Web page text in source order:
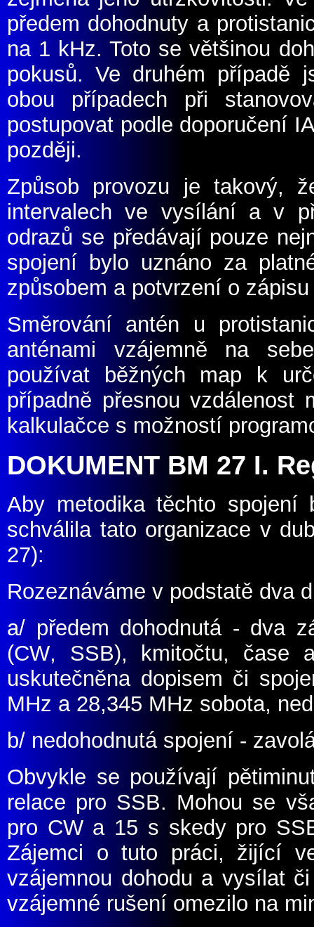
předem dohodnuty a
na 1 kHz. Toto se většinou
pokusů. Ve druhém případě
obou případech při
postupovat podle doporučení
později.
Způsob provozu je takový,
intervalech ve vysílání a v
odrazů se předávají pouze
spojení bylo uznáno za
způsobem a potvrzení o
Směrování antén u
anténami vzájemně na
používat běžných map k
případně přesnou vzdálenost
kalkulačce s možností
DOKUMENT BM 27 I.
Aby metodika těchto
schválila tato organizace v
27):
Rozeznáváme v podstatě dva
a/ předem dohodnutá - dva
(CW, SSB), kmitočtu, čase
uskutečněna dopisem či
MHz a 28,345 MHz sobota,
b/ nedohodnutá spojení -
Obvykle se používají
relace pro SSB. Mohou se
pro CW a 15 s skedy pro
Zájemci o tuto práci, žijící
vzájemnou dohodu a vysílat
vzájemné rušení omezilo na